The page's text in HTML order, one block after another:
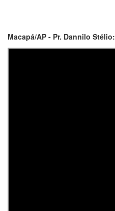
Macapá/AP - Pr. Dannilo Stélio: